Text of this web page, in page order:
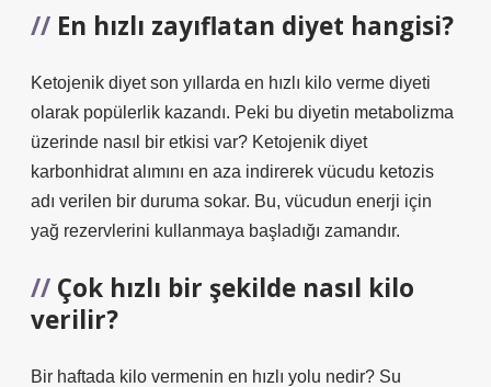
En hızlı zayıflatan diyet hangisi?
Ketojenik diyet son yıllarda en hızlı kilo verme diyeti
olarak popülerlik kazandı. Peki bu diyetin metabolizma
üzerinde nasıl bir etkisi var? Ketojenik diyet
karbonhidrat alımını en aza indirerek vücudu ketozis
adı verilen bir duruma sokar. Bu, vücudun enerji için
yağ rezervlerini kullanmaya başladığı zamandır.
Çok hızlı bir şekilde nasıl kilo
verilir?
Bir haftada kilo vermenin en hızlı yolu nedir? Su